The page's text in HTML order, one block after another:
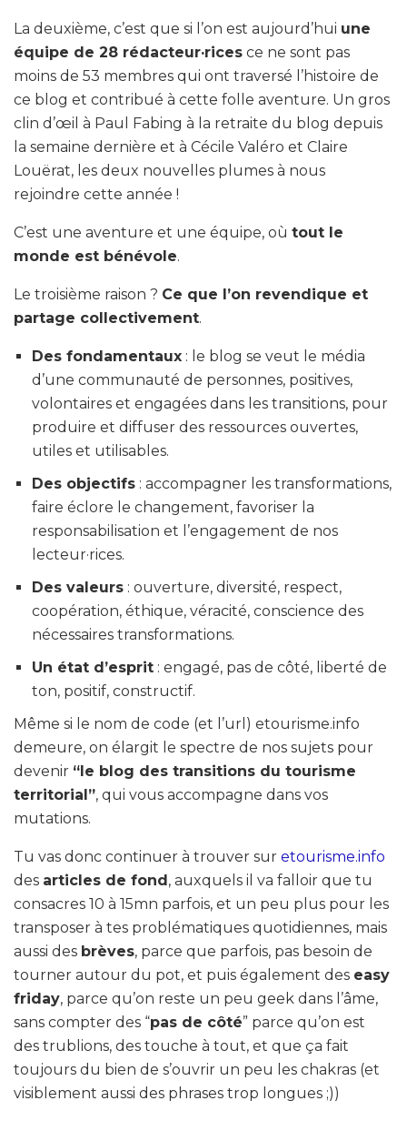
La deuxième, c’est que si l’on est aujourd’hui une
équipe de 28 rédacteur·rices ce ne sont pas
moins de 53 membres qui ont traversé l’histoire de
ce blog et contribué à cette folle aventure. Un gros
clin d’œil à Paul Fabing à la retraite du blog depuis
la semaine dernière et à Cécile Valéro et Claire
Louërat, les deux nouvelles plumes à nous
rejoindre cette année !
C’est une aventure et une équipe, où tout le
monde est bénévole.
Le troisième raison ? Ce que l’on revendique et
partage collectivement.
Des fondamentaux : le blog se veut le média
d’une communauté de personnes, positives,
volontaires et engagées dans les transitions, pour
produire et diffuser des ressources ouvertes,
utiles et utilisables.
Des objectifs : accompagner les transformations,
faire éclore le changement, favoriser la
responsabilisation et l’engagement de nos
lecteur·rices.
Des valeurs : ouverture, diversité, respect,
coopération, éthique, véracité, conscience des
nécessaires transformations.
Un état d’esprit : engagé, pas de côté, liberté de
ton, positif, constructif.
Même si le nom de code (et l’url) etourisme.info
demeure, on élargit le spectre de nos sujets pour
devenir “le blog des transitions du tourisme
territorial”, qui vous accompagne dans vos
mutations.
Tu vas donc continuer à trouver sur etourisme.info
des articles de fond, auxquels il va falloir que tu
consacres 10 à 15mn parfois, et un peu plus pour les
transposer à tes problématiques quotidiennes, mais
aussi des brèves, parce que parfois, pas besoin de
tourner autour du pot, et puis également des easy
friday, parce qu’on reste un peu geek dans l’âme,
sans compter des “pas de côté” parce qu’on est
des trublions, des touche à tout, et que ça fait
toujours du bien de s’ouvrir un peu les chakras (et
visiblement aussi des phrases trop longues ;))